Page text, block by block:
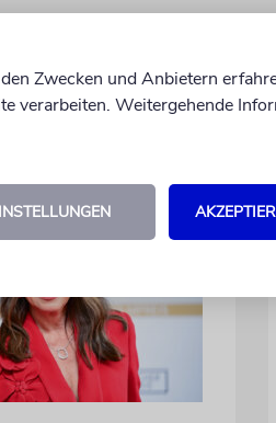
Zwecken und Anbietern
verarbeiten. Weitergehende